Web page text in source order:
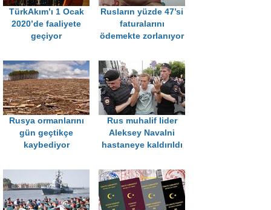
TürkAkım’ı 1 Ocak
2020’de faaliyete
geçiyor
Rusların yüzde 47’si
faturalarını
ödemekte zorlanıyor
Rusya ormanlarını
gün geçtikçe
kaybediyor
Rus muhalif lider
Aleksey Navalni
hastaneye kaldırıldı